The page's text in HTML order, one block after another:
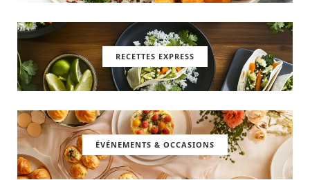
RECETTES EXPRESS
ÉVÉNEMENTS & OCCASIONS